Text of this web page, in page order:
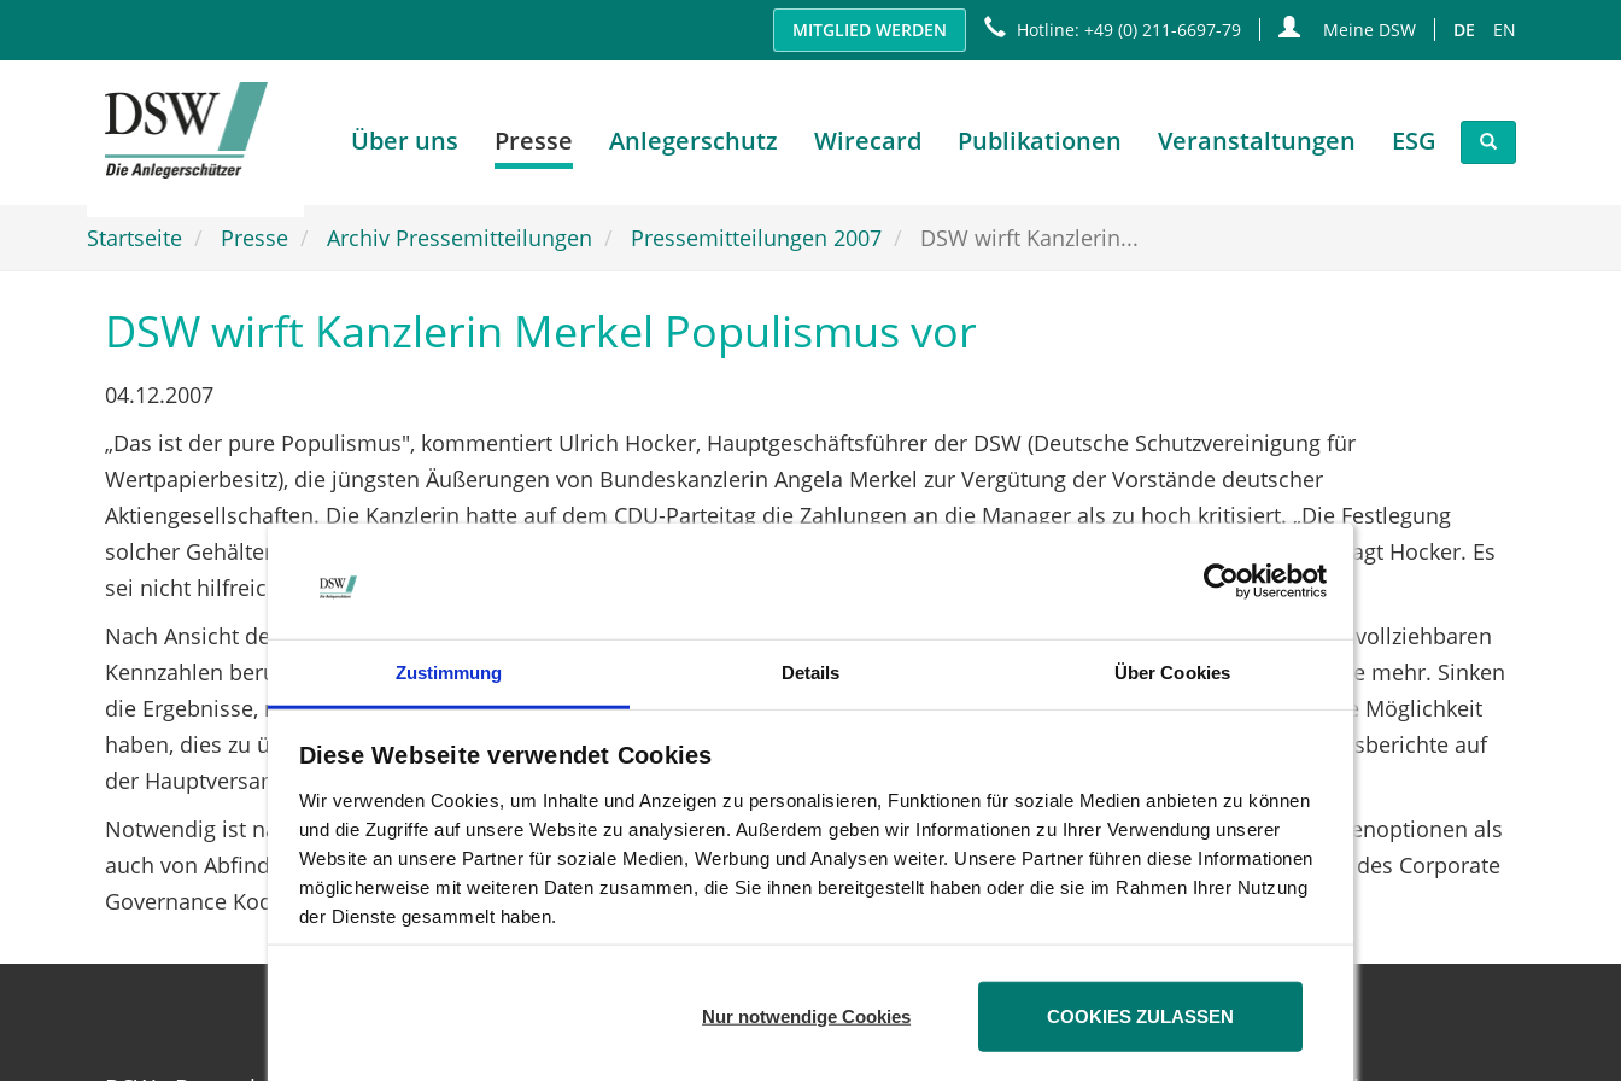
Zustimmung Details Über Cookies
Diese Webseite verwendet Cookies
Wir verwenden Cookies, um Inhalte und Anzeigen zu personalisieren, Funktionen für soziale Medien anbieten zu können
und die Zugriffe auf unsere Website zu analysieren. Außerdem geben wir Informationen zu Ihrer Verwendung unserer
Website an unsere Partner für soziale Medien, Werbung und Analysen weiter. Unsere Partner führen diese Informationen
möglicherweise mit weiteren Daten zusammen, die Sie ihnen bereitgestellt haben oder die sie im Rahmen Ihrer Nutzung
der Dienste gesammelt haben.
Nur notwendige Cookies COOKIES ZULASSEN
MITGLIED WERDEN Hotline: +49 (0) 211-6697-79 Meine DSW DE EN
Über uns Presse Anlegerschutz Wirecard Publikationen Veranstaltungen ESG
Startseite Presse Archiv Pressemitteilungen Pressemitteilungen 2007 DSW wirft Kanzlerin...
DSW wirft Kanzlerin Merkel Populismus vor
04.12.2007
„Das ist der pure Populismus", kommentiert Ulrich Hocker, Hauptgeschäftsführer der DSW (Deutsche Schutzvereinigung für
Wertpapierbesitz), die jüngsten Äußerungen von Bundeskanzlerin Angela Merkel zur Vergütung der Vorstände deutscher
Aktiengesellschaften. Die Kanzlerin hatte auf dem CDU-Parteitag die Zahlungen an die Manager als zu hoch kritisiert. „Die Festlegung
solcher Gehälter ist Aufgabe der Aufsichtsräte und das soll auch so bleiben. Die Politik sollte sich da wirklich raushalten", sagt Hocker. Es
sei nicht hilfreich, wenn für die eigene Profilierung pauschal alle Vorstände an den Pranger gestellt würden.
Nach Ansicht der DSW ist entscheidend, dass der variable Anteil der Managergehälter auf langfristig vernünftigen und nachvollziehbaren
Kennzahlen beruht. „Dann funktionieren solche Systeme in beide Richtungen. Steigen die Gewinne, verdienen die Vorstände mehr. Sinken
die Ergebnisse, müssen die Manager Gehaltskürzungen hinnehmen", erläutert Hocker. Die Aktionäre müssten allerdings die Möglichkeit
haben, dies zu überwachen. „Das geht nur bei größtmöglicher Transparenz. Die Unternehmen sollten daher ihre Vergütungsberichte auf
der Hauptversammlung ausführlich darstellen müssen", fordert der DSW-Mann.
Notwendig ist nach Ansicht der DSW zudem eine Begrenzung sowohl aktienbasierter Vergütungsbestandteile wie etwa Aktienoptionen als
auch von Abfindungszahlungen im Falle des vorzeitigen Ausscheidens eines Vorstands. „Beides ist in der aktuellen Version des Corporate
Governance Kodex aber bereits berücksichtigt", sagt Hocker.